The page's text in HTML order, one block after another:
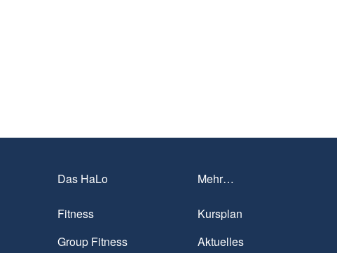
Das HaLo
Fitness
Group Fitness
Mehr…
Kursplan
Aktuelles